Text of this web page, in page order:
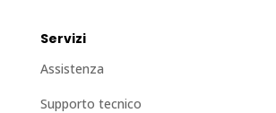
Servizi
Assistenza
Supporto tecnico